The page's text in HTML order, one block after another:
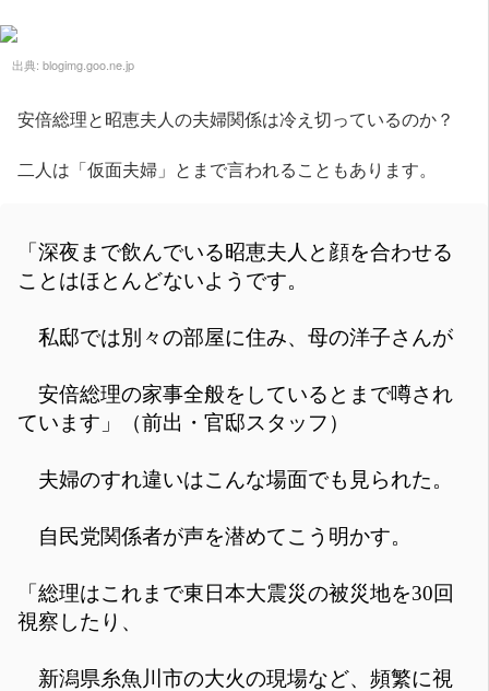
出典: blogimg.goo.ne.jp
安倍総理と昭恵夫人の夫婦関係は冷え切っているのか？
二人は「仮面夫婦」とまで言われることもあります。
「深夜まで飲んでいる昭恵夫人と顔を合わせる
ことはほとんどないようです。
私邸では別々の部屋に住み、母の洋子さんが
安倍総理の家事全般をしているとまで噂され
ています」（前出・官邸スタッフ）
夫婦のすれ違いはこんな場面でも見られた。
自民党関係者が声を潜めてこう明かす。
「総理はこれまで東日本大震災の被災地を30回
視察したり、
新潟県糸魚川市の大火の現場など、頻繁に視